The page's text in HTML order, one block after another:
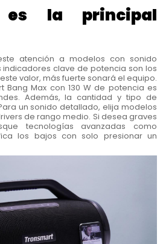
es la principal
atención a modelos con sonido
indicadores clave de potencia son los
valor, más fuerte sonará el equipo.
Bang Max con 130 W de potencia es
Además, la cantidad y tipo de
un sonido detallado, elija modelos
de rango medio. Si desea graves
tecnologías avanzadas como
los bajos con solo presionar un